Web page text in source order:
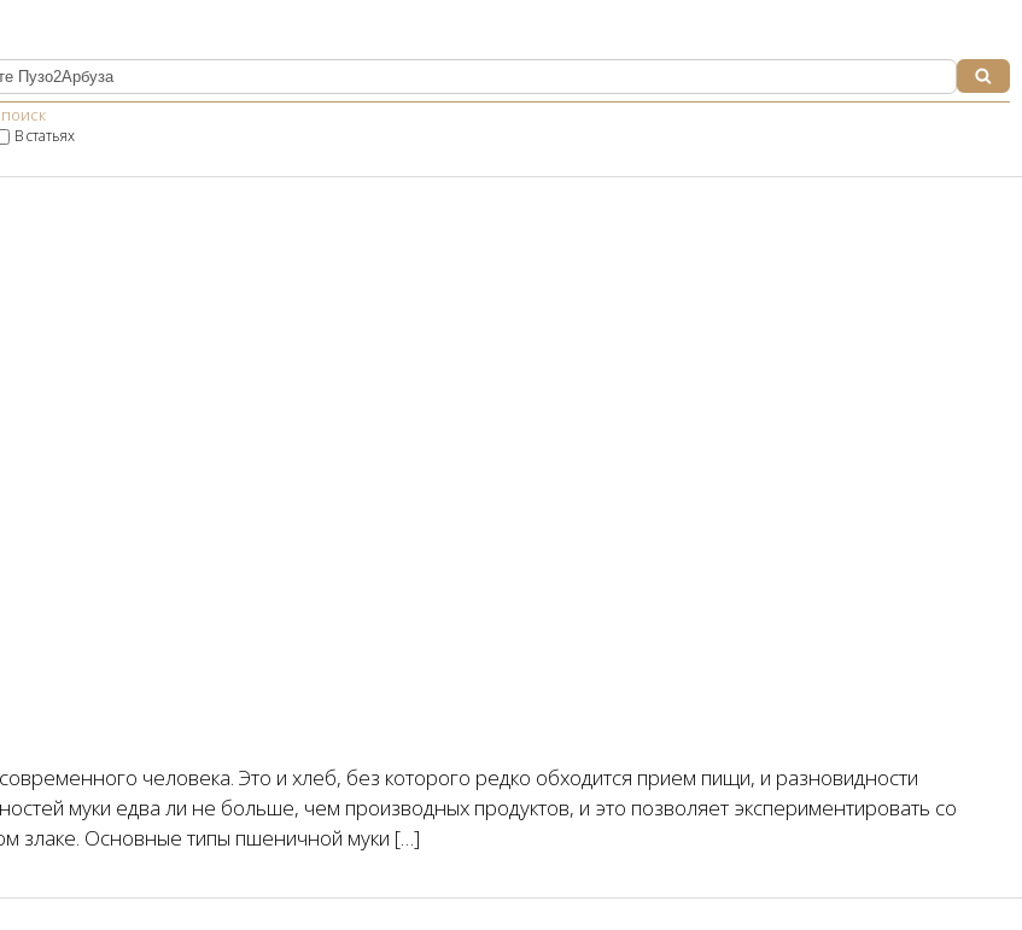
В статьях
человека. Это и хлеб, без которого редко обходится прием пищи, и разновидности
муки едва ли не больше, чем производных продуктов, и это позволяет экспериментировать со
злаке. Основные типы пшеничной муки […]